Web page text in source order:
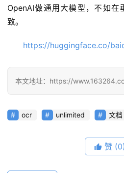
OpenAI做通用大模型，不如在
致。
https://huggingface.co/
本文地址：https://
ocr unlimited 文档
赞 (0)